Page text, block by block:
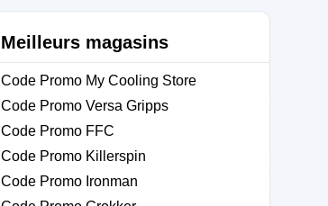
Meilleurs magasins
Code Promo My Cooling Store
Code Promo Versa Gripps
Code Promo FFC
Code Promo Killerspin
Code Promo Ironman